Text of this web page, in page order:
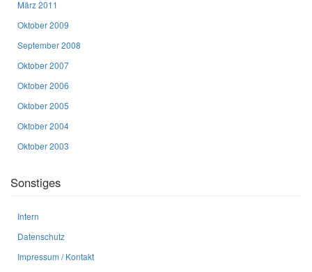
März 2011
Oktober 2009
September 2008
Oktober 2007
Oktober 2006
Oktober 2005
Oktober 2004
Oktober 2003
Sonstiges
Intern
Datenschutz
Impressum / Kontakt